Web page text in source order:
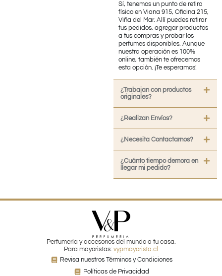
Sí, tenemos un punto de retiro
físico en Viana 915, Oficina 215,
Viña del Mar. Allí puedes retirar
tus pedidos, agregar productos
a tus compras y probar los
perfumes disponibles. Aunque
nuestra operación es 100%
online, también te ofrecemos
esta opción. ¡Te esperamos!
¿Trabajan con productos
originales?
¿Realizan Envíos?
¿Necesita Contactarnos?
¿Cuánto tiempo demora en
llegar mi pedido?
Perfumería y accesorios del mundo a tu casa.
Para mayoristas: vypmayorista.cl
Revisa nuestros Términos y Condiciones
Políticas de Privacidad